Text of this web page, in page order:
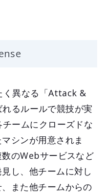
く異なる「Attack &
るルールで競技が実
ームにクローズドな
シンが用意されま
のWebサービスなど
し、他チームに対し
また他チームからの